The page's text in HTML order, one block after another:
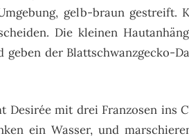
gelb-braun gestreift.
Die kleinen
geben der Blattschwanzgecko-
Desirée mit drei Franzosen ins
ein Wasser, und